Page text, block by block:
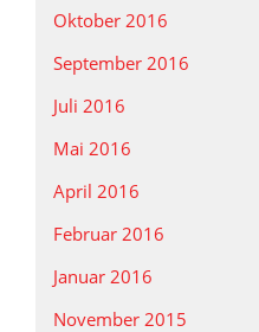
Oktober 2016
September 2016
Juli 2016
Mai 2016
April 2016
Februar 2016
Januar 2016
November 2015